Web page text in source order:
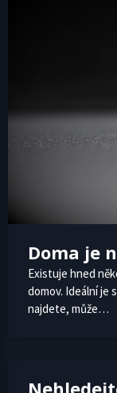
Doma je
Existuje hned
domov. Ideální je
najdete, může…